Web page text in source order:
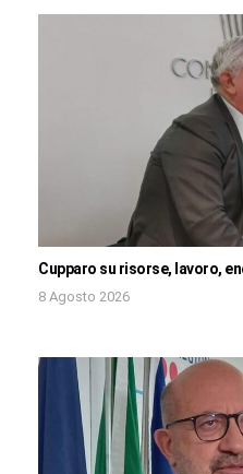
Cupparo su risorse, lavoro,
8 Agosto 2026